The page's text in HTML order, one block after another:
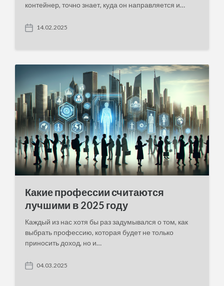
контейнер, точно знает, куда он направляется и…
P
e
14.02.2025
Какие профессии считаются
лучшими в 2025 году
Каждый из нас хотя бы раз задумывался о том, как
выбрать профессию, которая будет не только
приносить доход, но и…
P
04.03.2025